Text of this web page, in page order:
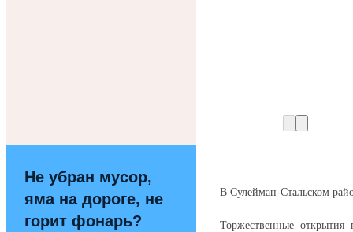
Не убран мусор,
яма на дороге, не
горит фонарь?
В Сулейман-Стальском
Торжественные